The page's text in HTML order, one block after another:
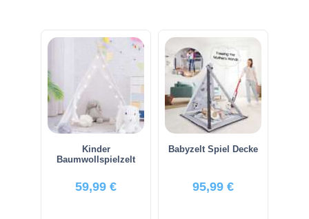
Kinder
Baumwollspielzelt
59,99 €
Babyzelt Spiel Decke
95,99 €